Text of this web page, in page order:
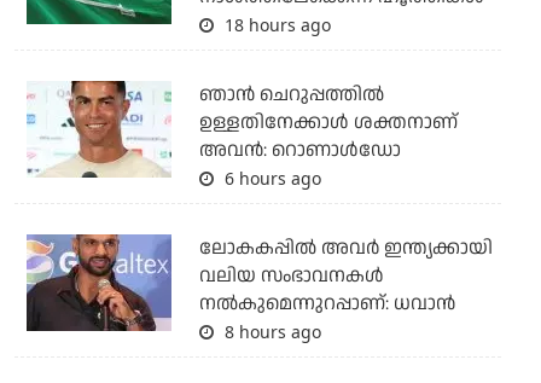
18 hours ago
ഞാന്‍ ചെറുപ്പത്തില്‍
ഉള്ളതിനേക്കാള്‍ ശക്തനാണ്
അവന്‍: റൊണാള്‍ഡോ
6 hours ago
ലോകകപ്പിൽ അവര്‍ ഇന്ത്യക്കായി
വലിയ സംഭാവനകള്‍
നല്‍കുമെന്നുറപ്പാണ്: ധവാന്‍
8 hours ago